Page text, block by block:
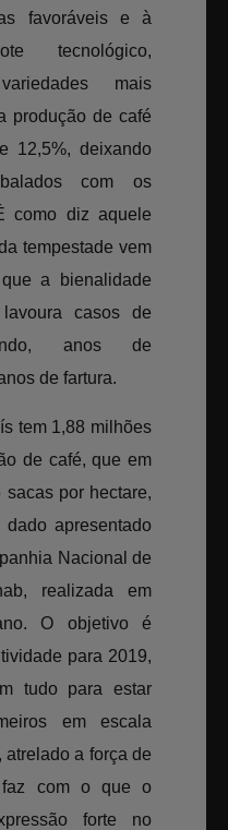
favoráveis e à
tecnológico,
mais
produção de café
12,5%, deixando
com os
como diz aquele
tempestade vem
a bienalidade
casos de
anos de
de fartura.
tem 1,88 milhões
de café, que em
por hectare,
apresentado
Nacional de
realizada em
O objetivo é
para 2019,
tudo para estar
em escala
a força de
faz com o que o
forte no